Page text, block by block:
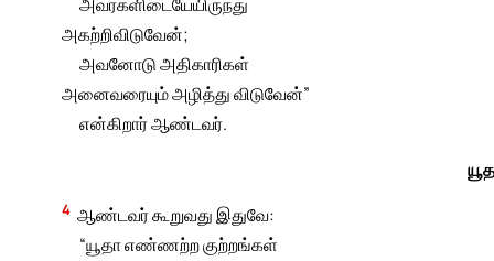
அகற்றிவிடுவேன்;
அவனோடு அதிகாரிகள்
அனைவரையும் அழித்து விடுவேன்”
என்கிறார் ஆண்டவர்.
4 ஆண்டவர் கூறுவது இதுவே:
“யூதா எண்ணற்ற குற்றங்கள்